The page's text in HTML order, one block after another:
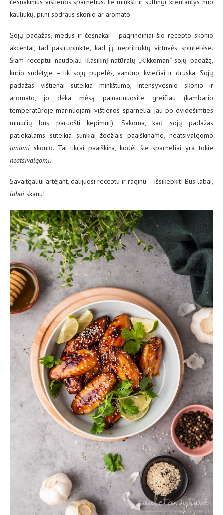
česnakinius vištienos sparnelius. Jie minkšti ir sultingi, krentantys nuo
kauliukų, pilni sodraus skonio ar aromato.
Sojų padažas, medus ir česnakai – pagrindiniai šio recepto skonio
akcentai, tad pasirūpinkite, kad jų nepritrūktų virtuvės spintelėse.
Šiam receptui naudojau klasikinį natūralų „Kikkoman“ sojų padažą,
kurio sudėtyje – tik sojų pupelės, vanduo, kviečiai ir druska. Sojų
padažas vištienai suteikia minkštumo, intensyvesnio skonio ir
aromato, jo dėka mėsą pamarinuosite greičiau (kambario
temperatūroje marinuojami vištienos sparneliai jau po dvidešimties
minučių bus paruošti kepimui!). Sakoma, kad sojų padažas
patiekalams suteikia sunkiai žodžiais paaiškinamo, neatsivalgomo
umami skonio. Tai tikrai paaiškina, kodėl šie sparneliai yra tokie
neatsivalgomi.
Savaitgaliui artėjant, dalijuosi receptu ir raginu – išsikepkit! Bus labai,
labai skanu!